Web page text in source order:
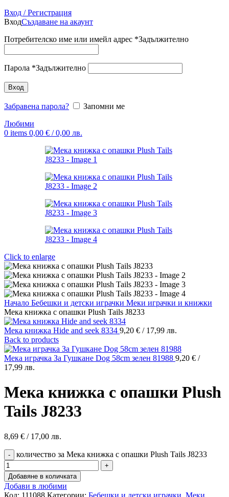
Вход / Регистрация
ВходСъздаване на акаунт
Потребителско име или имейл адрес *Задължително
Парола *Задължително
Вход
Забравена парола?
Запомни ме
Любими
0 items 0,00 € / 0,00 лв.
Click to enlarge
Начало Бебешки и детски играчки Меки играчки и книжки
Мека книжка с опашки Plush Tails J8233
Мека книжка Hide and seek 8334 9,20 € / 17,99 лв.
Back to products
Мека играчка За Гушкане Dog 58cm зелен 81988 9,20 € /
17,99 лв.
Мека книжка с опашки Plush
Tails J8233
8,69 € / 17,00 лв.
количество за Мека книжка с опашки Plush Tails J8233
Добавяне в количката
Добави в любими
Код: 111088 Категории: Бебешки и детски играчки Меки